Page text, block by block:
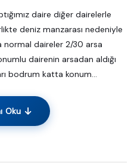
daire diğer dairelerle
deniz manzarası nedeniyle
normal daireler 2/30 arsa
dairenin arsadan aldığı
bodrum katta konum...
Oku